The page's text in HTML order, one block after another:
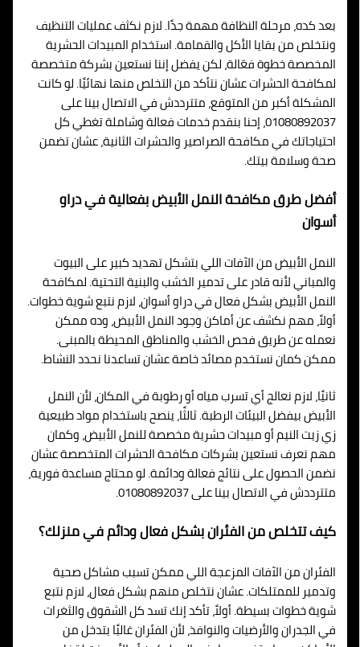
بعد كده، مرحلة النظافة مهمة جدًا. لازم نكثف عمليات التنظيف
ونتخلص من بقايا الأكل والقمامة. استخدام المبيدات الحشرية
المخصصة خطوة فعّالة، لكن يفضل إننا نستعين بشركة متخصصة
لمكافحة الحشرات عشان نتأكد من التخلص منها نهائيًا. لو كانت
المشكلة أكبر من المتوقع، متترددش في الاتصال بينا على
01080892037، إحنا بنقدم خدمات فعالة وشاملة تغطي كل
احتياجاتك في مكافحة الصراصير والحشرات الثانية، عشان تضمن
صحة وسلامة بيتك.
أفضل طرق مكافحة النمل الأبيض بفعالية في دراو
أسوان
النمل الأبيض من الآفات اللي بتشكل تهديد كبير على البيوت
والمباني لأنه قادر على تدمير الخشب والبنية التحتية. لمكافحة
النمل الأبيض بشكل فعال في دراو أسوان، لازم نتبع شوية خطوات.
أولاً، مهم نكشف عن أماكن وجود النمل الأبيض، وده ممكن
نعمله عن طريق فحص الخشب والمناطق المحيطة بالمبنى.
ممكن كمان نستخدم مصائد خاصة عشان تساعدنا نحدد النشاط.
ثانيًا، لازم نعالج أي تسرب مياه أو رطوبة في المكان، لأن النمل
الأبيض بيفضل البيئات الرطبة. ثالثًا، ينصح باستخدام مواد طبيعية
زي زيت النيم أو مبيدات حشرية مخصصة للنمل الأبيض، وكمان
مهم نعرف نستعين بشركات مكافحة الحشرات المتخصصة عشان
نضمن الحصول على نتائج فعالة ودائمة. لو محتاج مساعدة فورية،
متترددش في الاتصال بينا على 01080892037.
كيف تتخلص من الفئران بشكل فعال ودائم في منزلك؟
الفئران من الآفات المزعجة اللي ممكن تسبب مشاكل صحية
وتدمير للممتلكات. عشان نتخلص منهم بشكل فعال، لازم نتبع
شوية خطوات بسيطة. أولاً، تأكد إنك تسد كل الشقوق والثغرات
في الجدران والأرضيات والنوافذ، لأن الفئران غالبًا بتدخل من